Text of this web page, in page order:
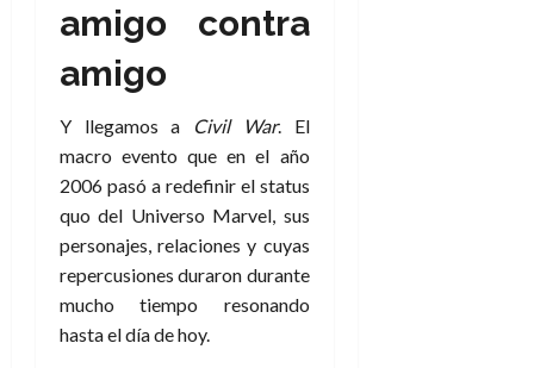
amigo contra
amigo
Y llegamos a Civil War. El
macro evento que en el año
2006 pasó a redefinir el status
quo del Universo Marvel, sus
personajes, relaciones y cuyas
repercusiones duraron durante
mucho tiempo resonando
hasta el día de hoy.